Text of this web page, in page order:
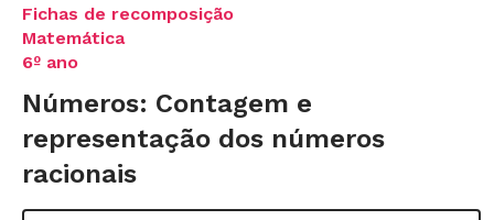
Fichas de recomposição
Matemática
6º ano
Números: Contagem e
representação dos números
racionais